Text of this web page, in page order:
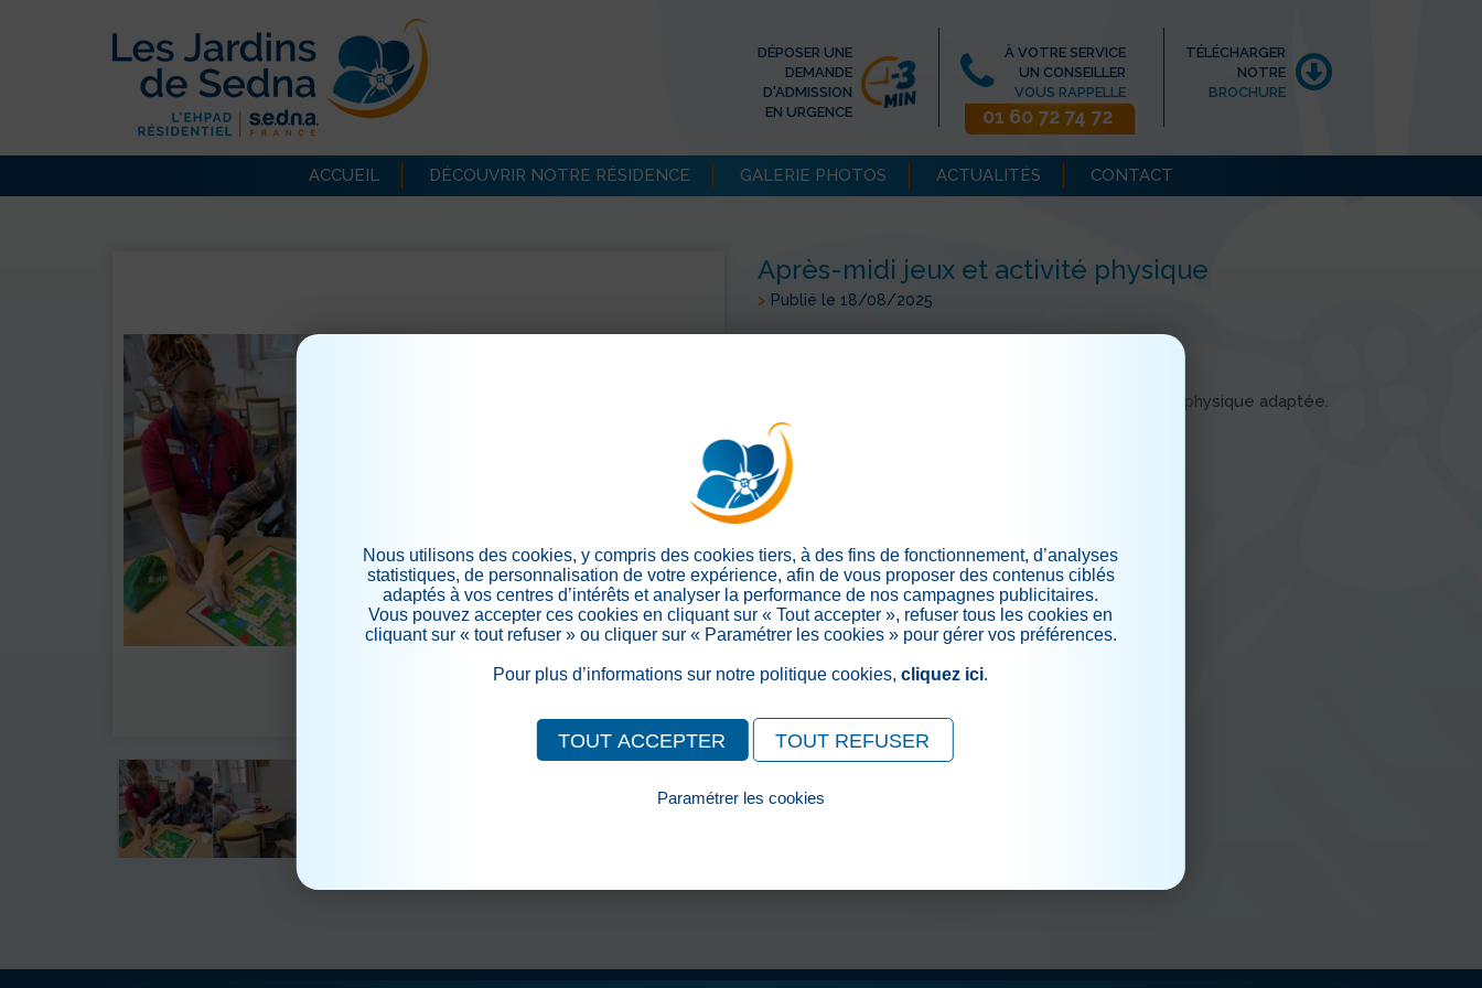
DÉPOSER UNE
DEMANDE
D'ADMISSION
EN URGENCE
À VOTRE SERVICE
UN CONSEILLER
VOUS RAPPELLE
01 60 72 74 72
TÉLÉCHARGER
NOTRE
BROCHURE
ACCUEIL DÉCOUVRIR NOTRE RÉSIDENCE GALERIE PHOTOS ACTUALITÉS CONTACT
Après-midi jeux et activité physique
> Publié le 18/08/2025
Pendant ce temps, en salle d'animation c'était activité physique adaptée.
Pour terminer la journée, proposition d'une sortie.
> Retour aux actualités
Nous utilisons des cookies, y compris des cookies tiers, à des fins de fonctionnement, d’analyses
statistiques, de personnalisation de votre expérience, afin de vous proposer des contenus ciblés
adaptés à vos centres d’intérêts et analyser la performance de nos campagnes publicitaires.
Vous pouvez accepter ces cookies en cliquant sur « Tout accepter », refuser tous les cookies en
cliquant sur « tout refuser » ou cliquer sur « Paramétrer les cookies » pour gérer vos préférences.
Pour plus d’informations sur notre politique cookies,cliquez ici.
TOUT ACCEPTER TOUT REFUSER
Paramétrer les cookies